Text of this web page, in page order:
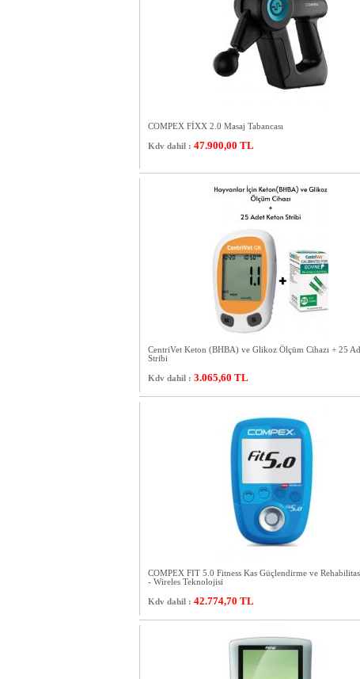
COMPEX FİXX 2.0 Masaj Tabancası
Kdv dahil : 47.900,00 TL
CentriVet Keton (BHBA) ve Glikoz Ölçüm Cihazı + 25
Stribi
Kdv dahil : 3.065,60 TL
COMPEX FIT 5.0 Fitness Kas Güçlendirme ve
- Wireles Teknolojisi
Kdv dahil : 42.774,70 TL